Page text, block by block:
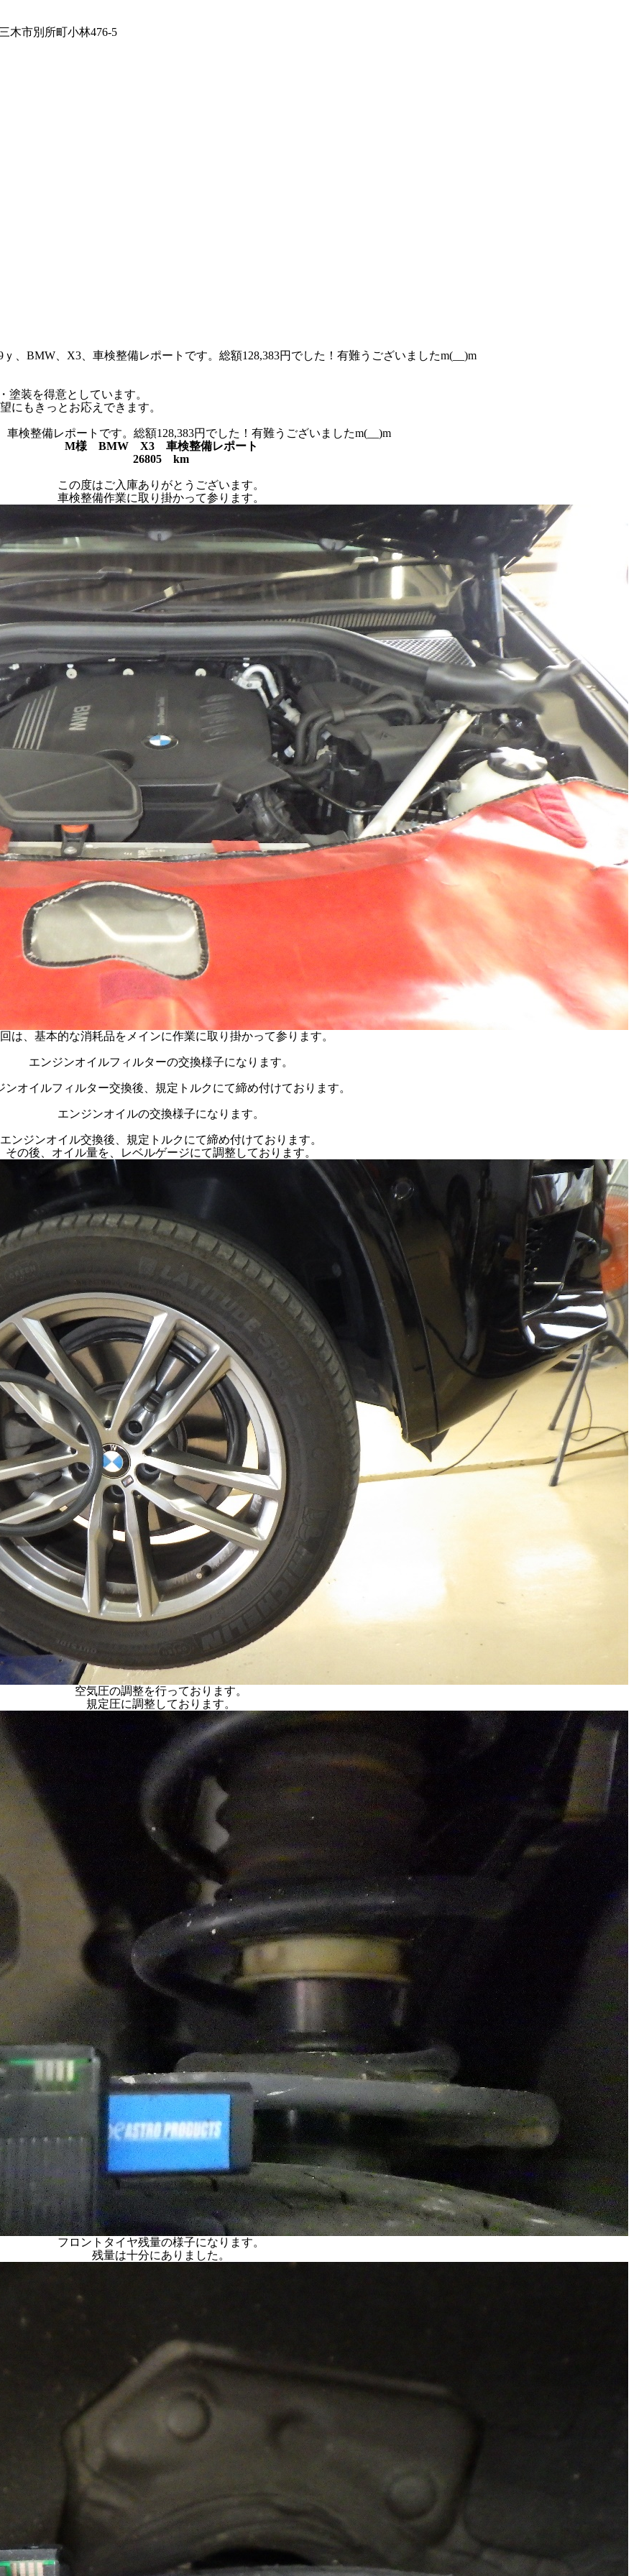
木市別所町小林476-5
、BMW、X3、車検整備レポートです。総額128,383円でした！有難うございましたm(__)m
塗装を得意としています。
にもきっとお応えできます。
検整備レポートです。総額128,383円でした！有難うございましたm(__)m
M様 BMW X3 車検整備レポート
26805 km
この度はご入庫ありがとうございます。
車検整備作業に取り掛かって参ります。
は、基本的な消耗品をメインに作業に取り掛かって参ります。
エンジンオイルフィルターの交換様子になります。
ンオイルフィルター交換後、規定トルクにて締め付けております。
エンジンオイルの交換様子になります。
エンジンオイル交換後、規定トルクにて締め付けております。
その後、オイル量を、レベルゲージにて調整しております。
空気圧の調整を行っております。
規定圧に調整しております。
フロントタイヤ残量の様子になります。
残量は十分にありました。